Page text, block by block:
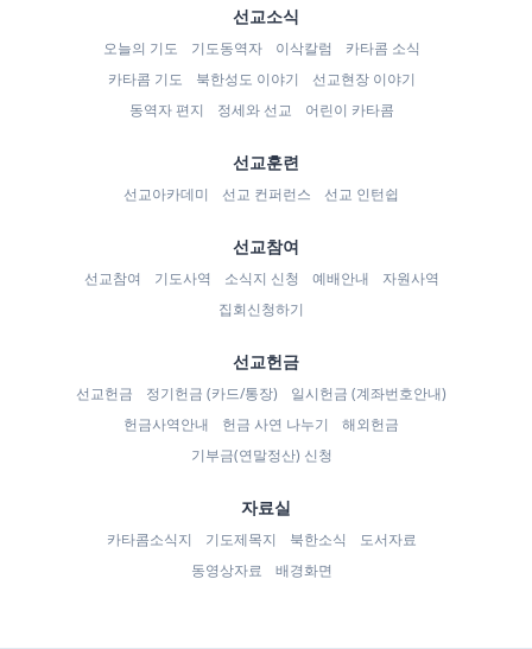
선교소식
오늘의 기도 기도동역자 이삭칼럼
카타콤 소식
카타콤 기도
북한성도 이야기
선교현장 이야기
동역자 편지
정세와 선교 어린이 카타콤
선교훈련
선교아카데미 선교 컨퍼런스 선교 인턴쉽
선교참여
선교참여 기도사역 소식지 신청 예배안내
자원사역
집회신청하기
선교헌금
선교헌금 정기헌금 (카드/통장)
일시헌금 (계좌번호안내)
헌금사역안내
헌금 사연 나누기
해외헌금
기부금(연말정산) 신청
자료실
카타콤소식지 기도제목지 북한소식
도서자료
동영상자료
배경화면